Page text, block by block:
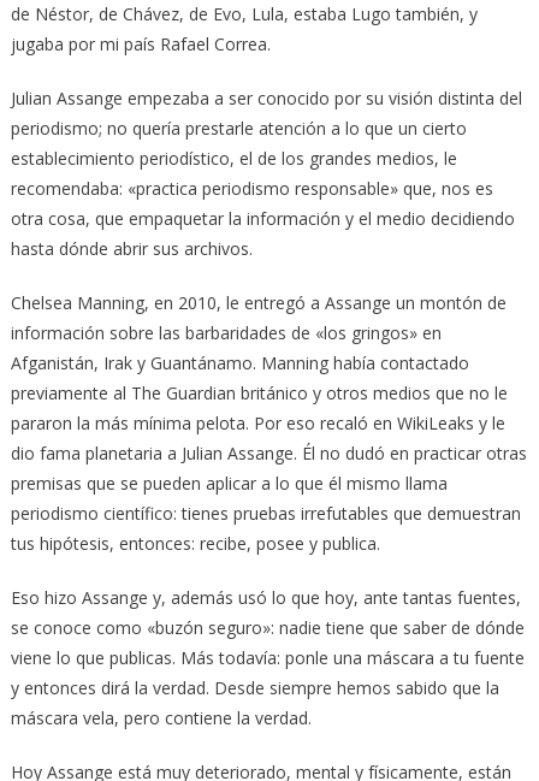
de Néstor, de Chávez, de Evo, Lula, estaba Lugo también, y
jugaba por mi país Rafael Correa.
Julian Assange empezaba a ser conocido por su visión distinta del
periodismo; no quería prestarle atención a lo que un cierto
establecimiento periodístico, el de los grandes medios, le
recomendaba: «practica periodismo responsable» que, nos es
otra cosa, que empaquetar la información y el medio decidiendo
hasta dónde abrir sus archivos.
Chelsea Manning, en 2010, le entregó a Assange un montón de
información sobre las barbaridades de «los gringos» en
Afganistán, Irak y Guantánamo. Manning había contactado
previamente al The Guardian británico y otros medios que no le
pararon la más mínima pelota. Por eso recaló en WikiLeaks y le
dio fama planetaria a Julian Assange. Él no dudó en practicar otras
premisas que se pueden aplicar a lo que él mismo llama
periodismo científico: tienes pruebas irrefutables que demuestran
tus hipótesis, entonces: recibe, posee y publica.
Eso hizo Assange y, además usó lo que hoy, ante tantas fuentes,
se conoce como «buzón seguro»: nadie tiene que saber de dónde
viene lo que publicas. Más todavía: ponle una máscara a tu fuente
y entonces dirá la verdad. Desde siempre hemos sabido que la
máscara vela, pero contiene la verdad.
Hoy Assange está muy deteriorado, mental y físicamente, están